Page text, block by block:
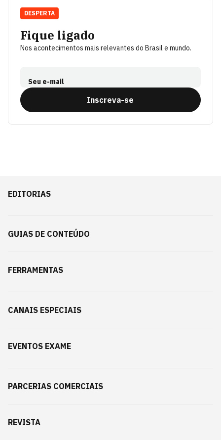
Fique ligado
Nos acontecimentos mais relevantes do Brasil e mundo.
Seu e-mail
Inscreva-se
DESPERTA
EDITORIAS
GUIAS DE CONTEÚDO
FERRAMENTAS
CANAIS ESPECIAIS
EVENTOS EXAME
PARCERIAS COMERCIAIS
REVISTA